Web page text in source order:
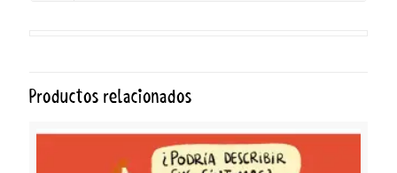
Productos relacionados